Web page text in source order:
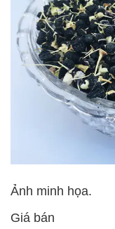
Ảnh minh họa.
Giá bán